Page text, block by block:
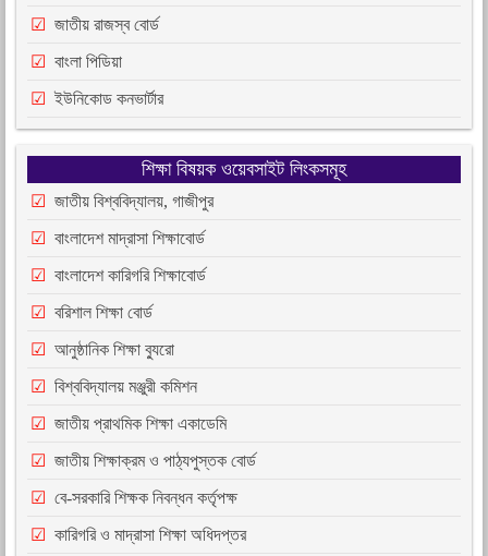
জাতীয় রাজস্ব বোর্ড
বাংলা পিডিয়া
ইউনিকোড কনভার্টার
শিক্ষা বিষয়ক ওয়েবসাইট লিংকসমূহ
জাতীয় বিশ্ববিদ্যালয়, গাজীপুর
বাংলাদেশ মাদ্রাসা শিক্ষাবোর্ড
বাংলাদেশ কারিগরি শিক্ষাবোর্ড
বরিশাল শিক্ষা বোর্ড
আনুষ্ঠানিক শিক্ষা ব্যুরো
বিশ্ববিদ্যালয় মঞ্জুরী কমিশন
জাতীয় প্রাথমিক শিক্ষা একাডেমি
জাতীয় শিক্ষাক্রম ও পাঠ্যপুস্তক বোর্ড
বে-সরকারি শিক্ষক নিবন্ধন কর্তৃপক্ষ
কারিগরি ও মাদ্রাসা শিক্ষা অধিদপ্তর